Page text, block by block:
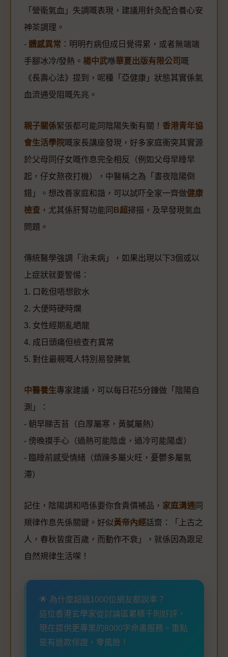
「營衛氣血」失調嘅表現，建議用針灸配合養心安
神茶調理。
- 體感異常 ：明明冇病但成日覺得累，或者無端端
手腳冰冷/發熱。 楊中武喺華夏出版有限公司 嘅
《長壽心法》提到，呢種「亞健康」狀態其實係氣
血流通受阻嘅先兆。
親子關係緊張都可能同陰陽失衡有關！ 香港青年協
會生活學院嘅家長講座發現，好多家庭衝突其實源
於父母同仔女嘅作息完全相反（例如父母早睡早
起，仔女熬夜打機），中醫稱之為「晝夜陰陽倒
錯」。想改善家庭和諧，可以試吓全家一齊做健康
檢查 ，尤其係肝腎功能同 B超掃描，及早發現氣血
問題。
傳統醫學強調「治未病」，如果出現以下3個或以
上症狀就要警惕：
1. 口乾但唔想飲水
2. 大便時硬時爛
3. 女性經期亂晒龍
4. 成日頭痛但檢查冇異常
5. 對住最親嘅人特別易發脾氣
中醫養生專家建議，可以每日花5分鐘做「陰陽自
測」：
- 朝早睇舌苔（白厚屬寒，黃膩屬熱）
- 傍晚摸手心（過熱可能陰虛，過冷可能陽虛）
- 臨睡前感受情緒（煩躁多屬火旺，憂鬱多屬氣
滯）
記住，陰陽調和唔係要你食貴價補品， 家庭溝通 同
規律作息先係關鍵。好似黃帝內經話齋：「上古之
人，春秋皆度百歲，而動作不衰」，就係因為跟足
自然規律生活㗎！
🌟 為什麼超過1000位網友都說準？
這位香港玄學家從討論區累積千則好評，
現在提供更專業的8000字命書服務。重點
是有退款保證，零風險！